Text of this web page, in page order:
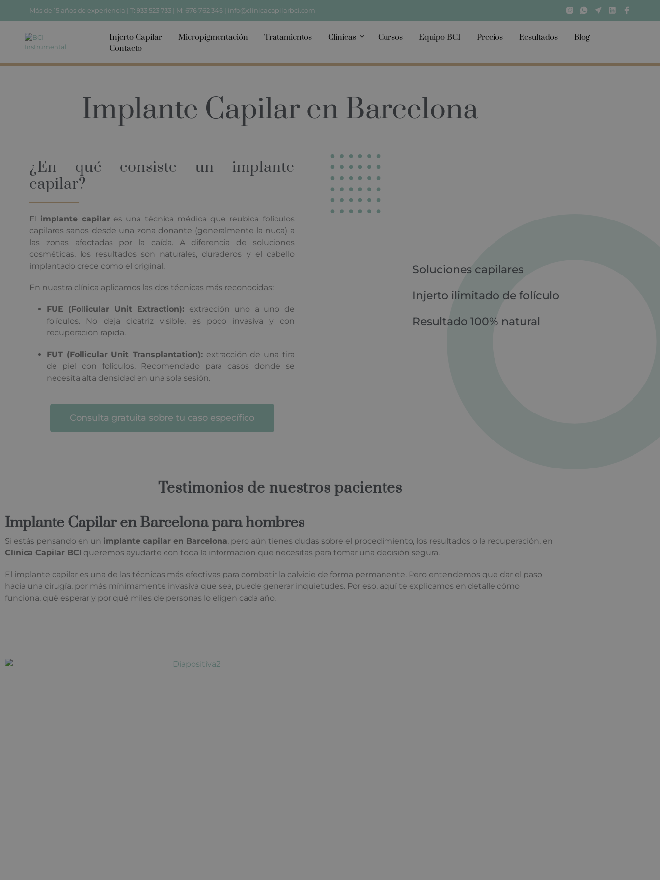
Más de 15 años de experiencia | T: 933 523 733 | M: 676 762 346 | info@clinicacapilarbci.com
Injerto Capilar Micropigmentación Tratamientos Clínicas Cursos Equipo BCI Precios Resultados
Blog
Contacto
Implante Capilar en Barcelona
¿En qué consiste un implante
capilar?
El implante capilares una técnica médica que reubica folículos
capilares sanos desde una zona donante (generalmente la nuca) a
las zonas afectadas por la caída. A diferencia de soluciones
cosméticas, los resultados son naturales, duraderos y el cabello
implantado crece como el original.
En nuestra clínica aplicamos las dos técnicas más reconocidas:
FUE (Follicular Unit Extraction): extracción uno a uno de
folículos. No deja cicatriz visible, es poco invasiva y con
recuperación rápida.
FUT (Follicular Unit Transplantation): extracción de una tira
de piel con folículos. Recomendado para casos donde se
necesita alta densidad en una sola sesión.
Consulta gratuita sobre tu caso específico
Soluciones capilares
Injerto ilimitado de folículo
Resultado 100% natural
Testimonios de nuestros pacientes
Implante Capilar en Barcelona para hombres
Si estás pensando en un implante capilar en Barcelona, pero aún tienes dudas sobre el procedimiento, los resultados o la recuperación, en
Clínica Capilar BCI queremos ayudarte con toda la información que necesitas para tomar una decisión segura.
El implante capilar es una de las técnicas más efectivas para combatir la calvicie de forma permanente. Pero entendemos que dar el paso
hacia una cirugía, por más mínimamente invasiva que sea, puede generar inquietudes. Por eso, aquí te explicamos en detalle cómo
funciona, qué esperar y por qué miles de personas lo eligen cada año.